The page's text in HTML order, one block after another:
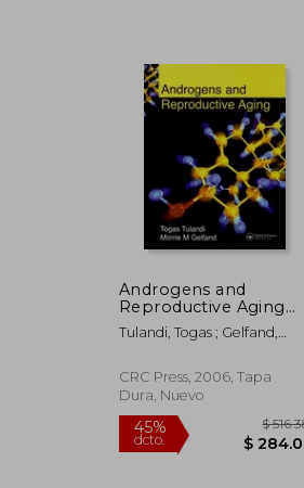
45%
dcto.
Androgens and
Reproductive Aging
(en Inglés)
Tulandi, Togas ; Gelfand,
CRC Press, 2006, Tapa
Dura, Nuevo